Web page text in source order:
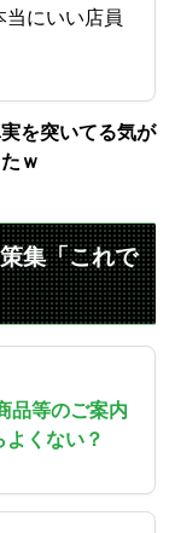
当にいい店員
を突いてる気が
ｗ
集「これで
品等のご案内
くない？